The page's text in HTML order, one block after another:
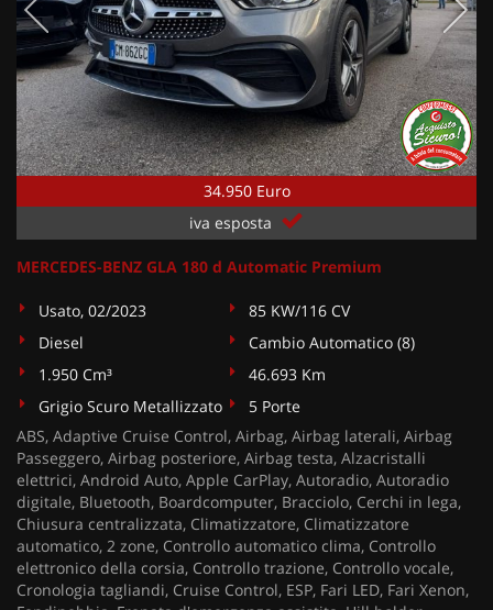
34.950 Euro
iva esposta
MERCEDES-BENZ GLA 180 d Automatic Premium
Usato, 02/2023
85 KW/116 CV
Diesel
Cambio Automatico (8)
1.950 Cm³
46.693 Km
Grigio Scuro Metallizzato
5 Porte
ABS, Adaptive Cruise Control, Airbag, Airbag laterali, Airbag
Passeggero, Airbag posteriore, Airbag testa, Alzacristalli
elettrici, Android Auto, Apple CarPlay, Autoradio, Autoradio
digitale, Bluetooth, Boardcomputer, Bracciolo, Cerchi in lega,
Chiusura centralizzata, Climatizzatore, Climatizzatore
automatico, 2 zone, Controllo automatico clima, Controllo
elettronico della corsia, Controllo trazione, Controllo vocale,
Cronologia tagliandi, Cruise Control, ESP, Fari LED, Fari Xenon,